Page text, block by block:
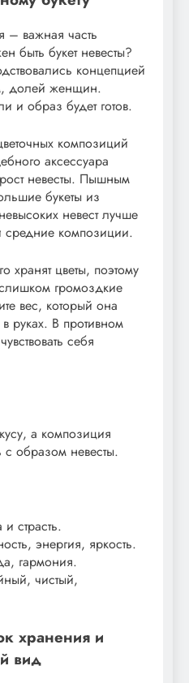
– важная часть
быть букет невесты?
концепцией
долей женщин.
и образ будет готов.
композиций
аксессуара
невесты. Пышным
букеты из
невест лучше
композиции.
хранят цветы, поэтому
громоздкие
вес, который она
руках. В противном
себя
а композиция
образом невесты.
страсть.
энергия, яркость.
гармония.
чистый,
хранения и
вид